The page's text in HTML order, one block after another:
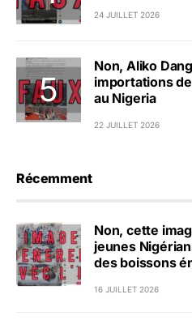
24 JUILLET 2026
Non, Aliko
importations
au Nigeria
22 JUILLET 2026
Récemment
Non, cette
jeunes
des boissons
16 JUILLET 2026